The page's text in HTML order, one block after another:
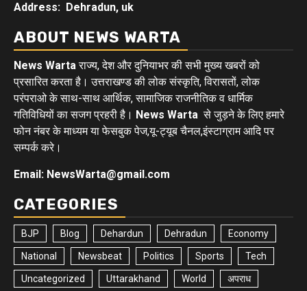
Address: Dehradun, uk
ABOUT NEWS WARTA
News Wartaराज्य, देश और दुनियाभर की सभी मुख्य खबरों को
प्रसारित करता है। उत्तराखण्ड की लोक संस्कृति, विरासतों, लोक
परंपराओ के साथ-साथ आर्थिक, सामाजिक राजनीतिक व धार्मिक
गतिविधियों का सजग प्रहरी है। News Warta से जुड़ने के लिए हमारे
फोन नंबर के माध्यम या फेसबुक पेज,यू-ट्यूब चैनल,इंस्टाग्राम आदि पर
सम्पर्क करे।
Email: NewsWarta@gmail.com
CATEGORIES
BJP Blog Dehardun Dehradun Economy
National Newsbeat Politics Sports Tech
Uncategorized Uttarakhand World अपराध